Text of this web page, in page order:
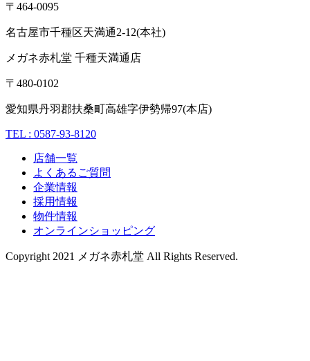
〒464-0095
名古屋市千種区天満通2-12(本社)
メガネ赤札堂 千種天満通店
〒480-0102
愛知県丹羽郡扶桑町高雄字伊勢帰97(本店)
TEL : 0587-93-8120
店舗一覧
よくあるご質問
企業情報
採用情報
物件情報
オンラインショッピング
Copyright 2021 メガネ赤札堂 All Rights Reserved.